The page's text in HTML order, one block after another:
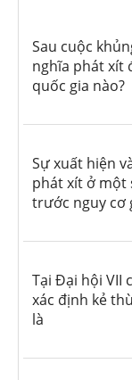
Sau cuộc
nghĩa phát xít
quốc gia nào?
Sự xuất hiện
phát xít ở một
trước nguy cơ
Tại Đại hội VII
xác định kẻ
là